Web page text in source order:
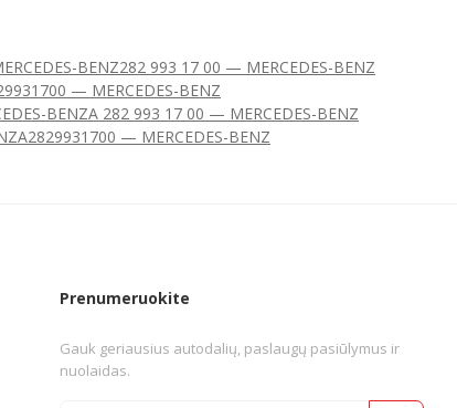
BENZ282 993 17 00 — MERCEDES-BENZ
— MERCEDES-BENZ
BENZA 282 993 17 00 — MERCEDES-BENZ
A2829931700 — MERCEDES-BENZ
Prenumeruokite
Gauk geriausius autodalių, paslaugų pasiūlymus ir
nuolaidas.